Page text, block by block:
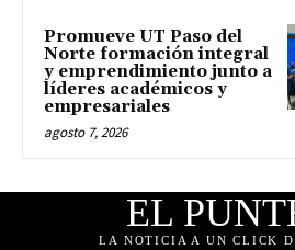
Promueve UT Paso del
Norte formación integral
y emprendimiento junto a
líderes académicos y
empresariales
agosto 7, 2026
EL
LA NOTICIA A UN CLICK